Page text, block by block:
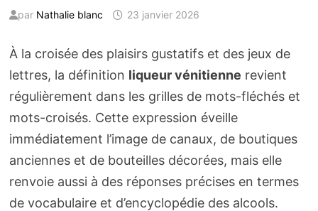
par Nathalie blanc 23 janvier 2026
À la croisée des plaisirs gustatifs et des jeux de
lettres, la définition liqueur vénitienne revient
régulièrement dans les grilles de mots-fléchés et
mots-croisés. Cette expression éveille
immédiatement l’image de canaux, de boutiques
anciennes et de bouteilles décorées, mais elle
renvoie aussi à des réponses précises en termes
de vocabulaire et d’encyclopédie des alcools.